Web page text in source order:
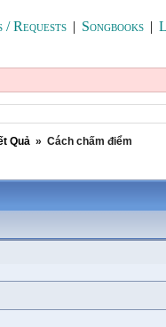
/ Requests | Songbooks |
Quả » Cách chấm điểm